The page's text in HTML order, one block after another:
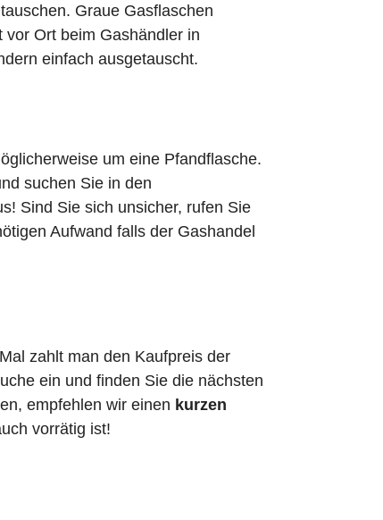
Graue Gasflaschen
Ort beim Gashändler in
einfach ausgetauscht.
um eine Pfandflasche.
suchen Sie in den
Sind Sie sich unsicher, rufen Sie
Aufwand falls der Gashandel
zahlt man den Kaufpreis der
ein und finden Sie die nächsten
empfehlen wir einen kurzen
vorrätig ist!